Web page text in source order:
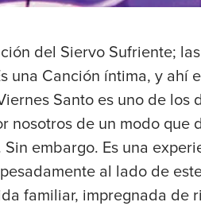
del Siervo Sufriente;
una Canción íntima, y
Santo es uno de
nosotros de un modo
embargo. Es una
al lado de
familiar, impregnada de